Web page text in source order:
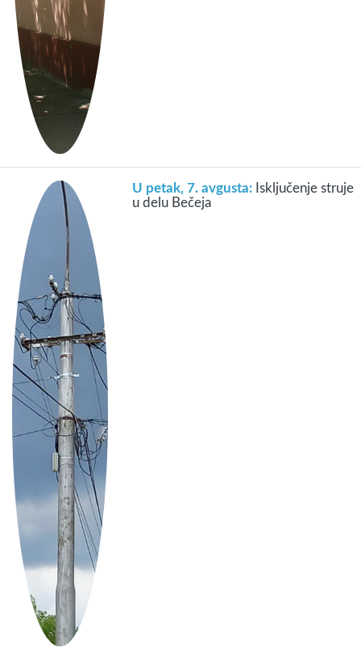
U petak, 7. avgusta: Isključenje struje
u delu Bečeja